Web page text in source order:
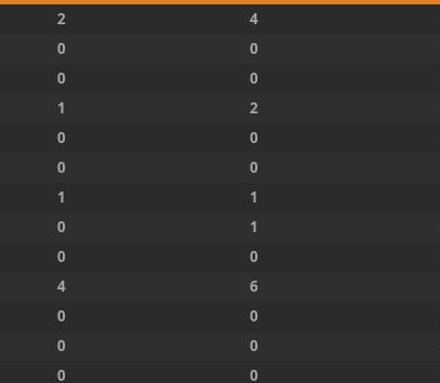
2 4
0 0
0 0
1 2
0 0
0 0
1 1
0 1
0 0
4 6
0 0
0 0
0 0